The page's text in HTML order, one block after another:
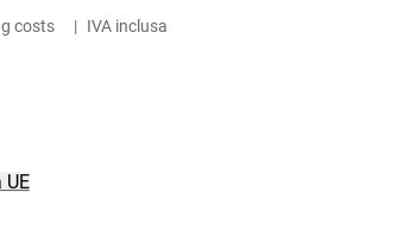
costs | IVA inclusa
UE